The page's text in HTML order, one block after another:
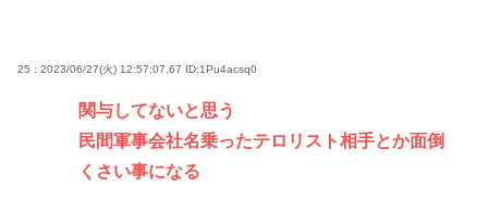
25 : 2023/06/27(火) 12:57:07.67 ID:1Pu4acsq0
関与してないと思う
民間軍事会社名乗ったテロリスト相手とか面倒
くさい事になる